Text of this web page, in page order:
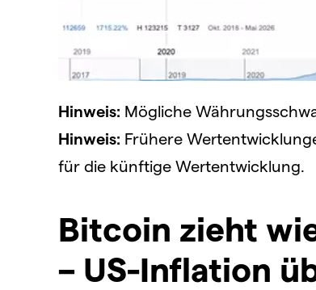
Hinweis: Mögliche
Hinweis: Frühere
für die künftige Wertentwicklung.
Bitcoin zieht
– US-Inflation